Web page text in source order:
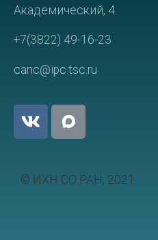
Академический, 4.
+7(3822) 49-16-23
canc@ipc.tsc.ru
© ИХН СО РАН, 2021.